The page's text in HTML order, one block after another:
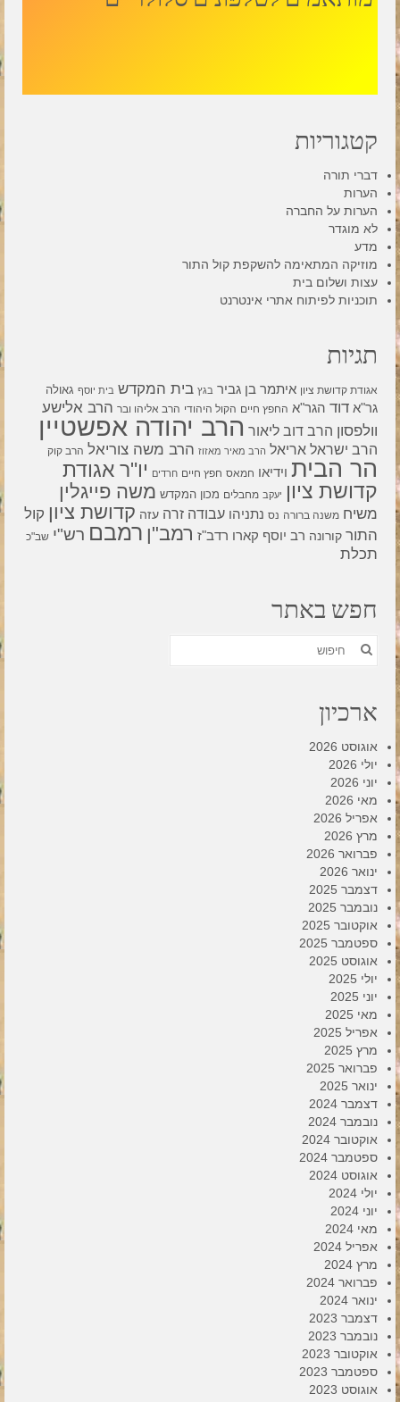
קטגוריות
דברי תורה
הערות
הערות על החברה
לא מוגדר
מדע
מוזיקה המתאימה להשקפת קול התור
עצות ושלום בית
תוכניות לפיתוח אתרי אינטרנט
תגיות
אגודת קדושת ציון איתמר בן גביר בגץ בית המקדש בית יוסף גאולה
גר"א דוד הגר"א החפץ חיים הקול היהודי הרב אליהו ובר הרב אלישע
וולפסון הרב דוב ליאור הרב יהודה אפשטיין
הרב ישראל אריאל הרב מאיר מאזוז הרב משה צוריאל הרב קוק
הר הבית וידיאו חמאס חפץ חיים חרדים יו"ר אגודת
קדושת ציון יעקב מחבלים מכון המקדש משה פייגלין
משיח משנה ברורה נס נתניהו עבודה זרה עזה קדושת ציון קול
התור קורונה רב יוסף קארו רדב"ז רמב"ן רמבם רש"י שב"כ
תכלת
חפש באתר
חפש
ארכיון
אוגוסט 2026
יולי 2026
יוני 2026
מאי 2026
אפריל 2026
מרץ 2026
פברואר 2026
ינואר 2026
דצמבר 2025
נובמבר 2025
אוקטובר 2025
ספטמבר 2025
אוגוסט 2025
יולי 2025
יוני 2025
מאי 2025
אפריל 2025
מרץ 2025
פברואר 2025
ינואר 2025
דצמבר 2024
נובמבר 2024
אוקטובר 2024
ספטמבר 2024
אוגוסט 2024
יולי 2024
יוני 2024
מאי 2024
אפריל 2024
מרץ 2024
פברואר 2024
ינואר 2024
דצמבר 2023
נובמבר 2023
אוקטובר 2023
ספטמבר 2023
אוגוסט 2023